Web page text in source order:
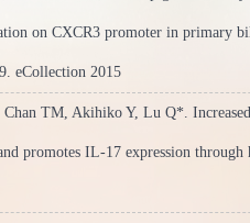
on CXCR3 promoter in primary
eCollection 2015
TM, Akihiko Y, Lu Q*.
promotes IL-17 expression